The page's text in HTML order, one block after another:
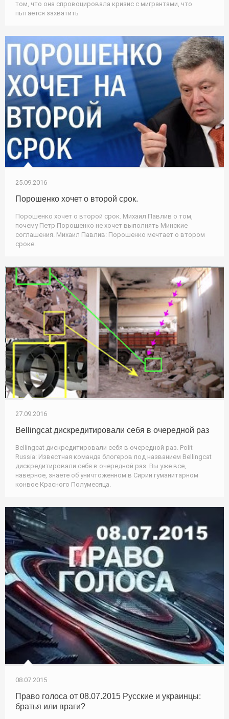
том, что она спровоцировала кризис с мигрантами, что
пытается захватить
25.09.2016
Порошенко хочет о второй срок.
Порошенко хочет о второй срок. Михаил Павлив о том,
почему Петр Порошенко не хочет выполнять Минские
соглашения. Михаил Павлив: Порошенко мечтает о втором
сроке.
27.09.2016
Bellingcat дискредитировали себя в очередной раз
Bellingcat дискредитировали себя в очередной раз. Polit
Russia: Известная команда блогеров под названием Bellingcat
дискредитировали себя в очередной раз. Вы уже все,
наверное, знаете об уничтоженном в Сирии гуманитарном
конвое Красного Полумесяца.
08.07.2015
Право голоса от 08.07.2015 Русские и украинцы:
братья или враги?